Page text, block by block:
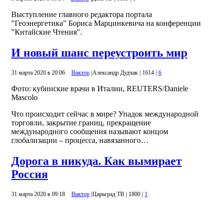
Выступление главного редактора портала
"Геоэнергетика" Бориса Марцинкевича на конференции
"Китайские Чтения".
И новый шанс переустроить мир
31 марта 2020 в 20:06 Виктор |Александр Дудчак | 1614 | 6
Фото: кубинские врачи в Италии, REUTERS/Daniele
Mascolo
Что происходит сейчас в мире? Упадок международной
торговли, закрытие границ, прекращение
международного сообщения называют концом
глобализации – процесса, навязанного…
Дорога в никуда. Как вымирает
Россия
31 марта 2020 в 09:18 Виктор |Царьград ТВ | 1800 | 1